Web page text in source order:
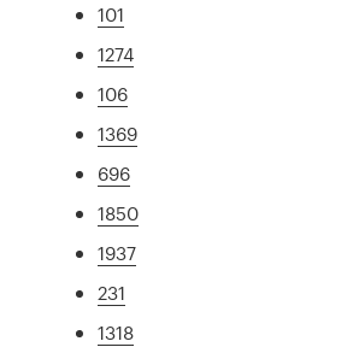
101
1274
106
1369
696
1850
1937
231
1318